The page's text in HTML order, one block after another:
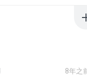
8年之